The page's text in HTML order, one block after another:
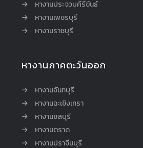
หางานประจวบคีรีขันธ์
หางานเพชรบุรี
หางานราชบุรี
หางานภาคตะวันออก
หางานจันทบุรี
หางานฉะเชิงเทรา
หางานชลบุรี
หางานตราด
หางานปราจีนบุรี